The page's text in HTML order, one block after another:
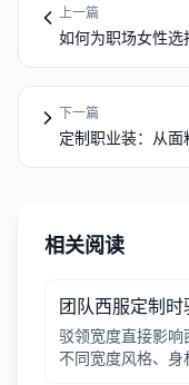
上一篇
如何为职场女性选
下一篇
定制职业装：从
相关阅读
团队西服定制
驳领宽度直接影响
不同宽度风格、身